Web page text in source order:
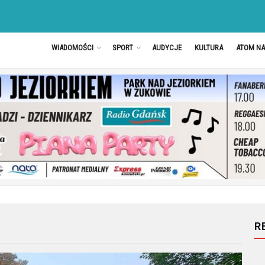
WIADOMOŚCI SPORT AUDYCJE KULTURA ATOM